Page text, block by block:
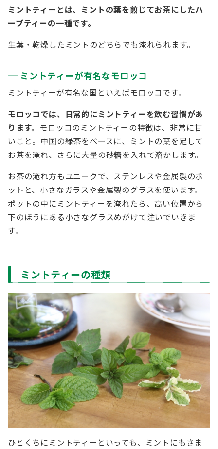
ミントティーとは、ミントの葉を煎じてお茶にしたハ
ーブティーの一種です。
生葉・乾燥したミントのどちらでも淹れられます。
ミントティーが有名なモロッコ
ミントティーが有名な国といえばモロッコです。
モロッコでは、日常的にミントティーを飲む習慣があ
ります。 モロッコのミントティーの特徴は、非常に甘
いこと。中国の緑茶をベースに、ミントの葉を足して
お茶を淹れ、さらに大量の砂糖を入れて溶かします。
お茶の淹れ方もユニークで、ステンレスや金属製のポ
ットと、小さなガラスや金属製のグラスを使います。
ポットの中にミントティーを淹れたら、高い位置から
下のほうにある小さなグラスめがけて注いでいきま
す。
ミントティーの種類
ひとくちにミントティーといっても、ミントにもさま